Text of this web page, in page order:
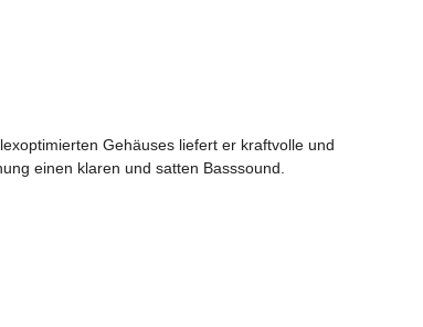
Gehäuses liefert er kraftvolle und
einen klaren und satten Basssound.